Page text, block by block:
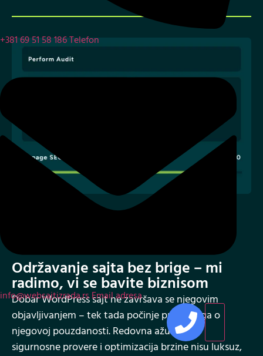
Održavanje sajta bez brige – mi
radimo, vi se bavite biznisom
Dobar WordPress sajt ne završava se njegovim
objavljivanjem – tek tada počinje prava briga o
njegovoj pouzdanosti. Redovna ažuriranja,
sigurnosne provere i optimizacija brzine nisu luksuz,
+381 69 51 58 186Telefon
info@websajtizrada.rsEmail adresa